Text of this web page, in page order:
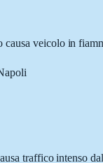
veicolo in
traffico intenso